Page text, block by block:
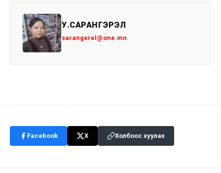
У.САРАНГЭРЭЛ
sarangerel@one.mn
Facebook X Холбоос хуулах